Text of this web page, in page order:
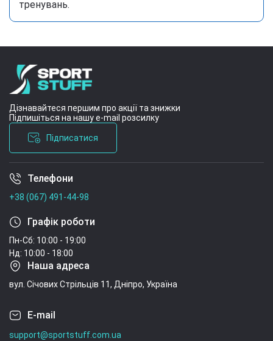
тренувань.
Дізнавайтеся першим про акції та знижки
Підпишіться на нашу e-mail розсилку
Підписатися
Умови угоди
Телефони
+38 (067) 491-44-98
Графік роботи
Пн-Сб: 10:00 - 19:00
Нд: 10:00 - 18:00
Наша адреса
вул. Січових Стрільців 11, Дніпро, Україна
E-mail
support@sportstuff.com.ua